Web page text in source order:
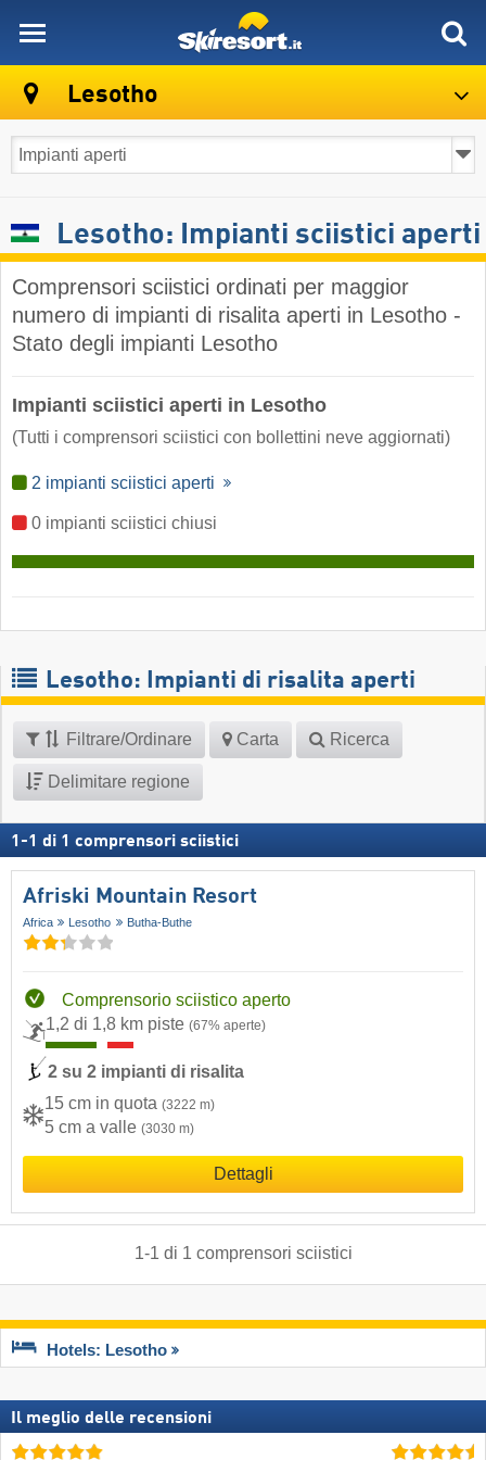
Lesotho
Lesotho: Impianti sciistici aperti
Comprensori sciistici ordinati per maggior
numero di impianti di risalita aperti in Lesotho -
Stato degli impianti Lesotho
Impianti sciistici aperti in Lesotho
(Tutti i comprensori sciistici con bollettini neve aggiornati)
2 impianti sciistici aperti
0 impianti sciistici chiusi
Lesotho: Impianti di risalita aperti
Filtrare/Ordinare Carta Ricerca
Delimitare regione
1 -1 di 1 comprensori sciistici
Afriski Mountain Resort
Africa Lesotho Butha-Buthe
Comprensorio sciistico aperto
1,2 di 1,8 km piste (67% aperte)
2 su 2 impianti di risalita
15 cm in quota (3222 m)
5 cm a valle (3030 m)
Dettagli
1-1 di 1 comprensori sciistici
Hotels: Lesotho
Il meglio delle recensioni